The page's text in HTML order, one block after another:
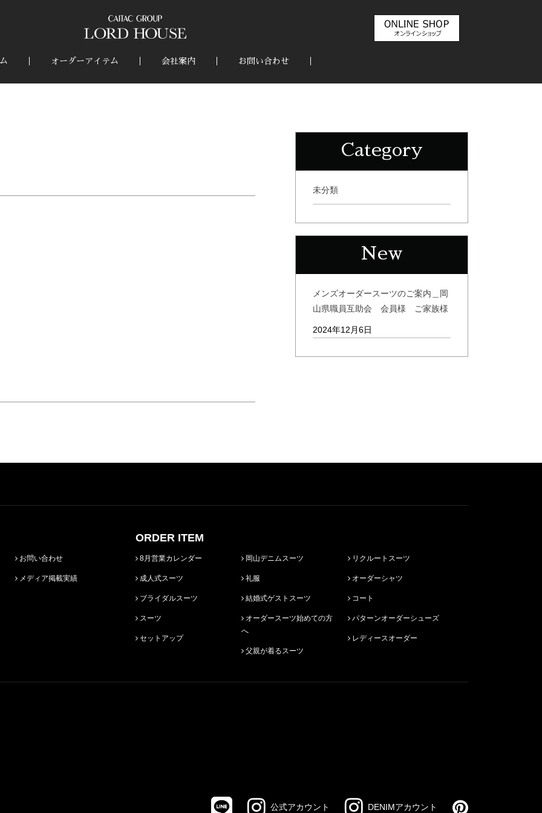
オーダーアイテム 会社案内 お問い合わせ
Category
未分類
New
メンズオーダースーツのご案内＿岡
山県職員互助会 会員様 ご家族様
2024年12月6日
お問い合わせ
メディア掲載実績
ORDER ITEM
8月営業カレンダー
成人式スーツ
ブライダルスーツ
スーツ
セットアップ
岡山デニムスーツ
礼服
結婚式ゲストスーツ
へ
父親が着るスーツ
リクルートスーツ
オーダーシャツ
コート
パターンオーダーシューズ
レディースオーダー
公式アカウント DENIMアカウント